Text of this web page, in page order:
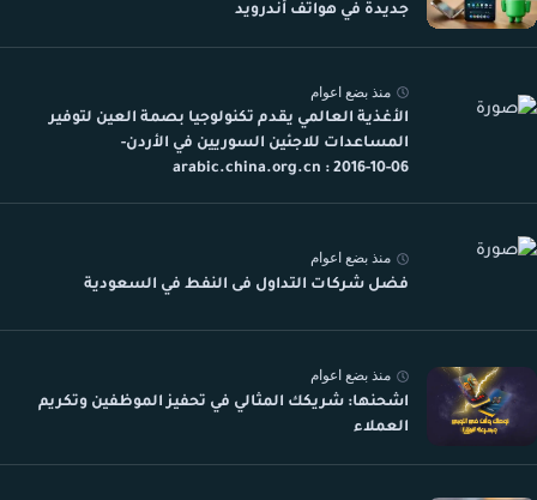
جديدة في هواتف أندرويد
منذ بضع اعوام
الأغذية العالمي يقدم تكنولوجيا بصمة العين لتوفير
المساعدات للاجئين السوريين في الأردن-
arabic.china.org.cn : 2016-10-06
منذ بضع اعوام
فضل شركات التداول فى النفط في السعودية
منذ بضع اعوام
اشحنها: شريكك المثالي في تحفيز الموظفين وتكريم
العملاء